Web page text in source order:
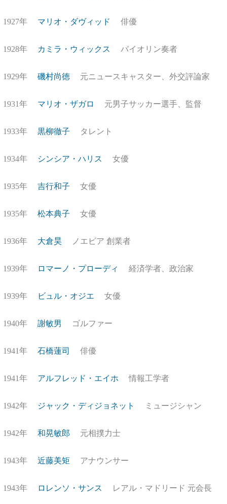
1927年 マリオ・ダヴィッド 俳優
1928年 カミラ・ウィックス バイオリン奏者
1929年 磯村尚徳 元ニュースキャスター、外交評論家
1931年 マリオ・ザガロ 元男子サッカー選手、監督
1933年 黒柳徹子 タレント
1934年 シンシア・ハリス 女優
1935年 吉行和子 女優
1935年 松本典子 女優
1936年 大倉昊 ノエビア 創業者
1939年 ロマーノ・プローディ 経済学者、政治家
1939年 ビュル・オジエ 女優
1940年 謝敏男 ゴルファー
1941年 石橋蓮司 俳優
1941年 アルフレッド・エイホ 情報工学者
1942年 ジャック・ディジョネット ミュージシャン
1942年 和晃敏郎 元相撲力士
1943年 近藤美矩 アナウンサー
1943年 ロレンソ・サンス レアル・マドリード 元会長